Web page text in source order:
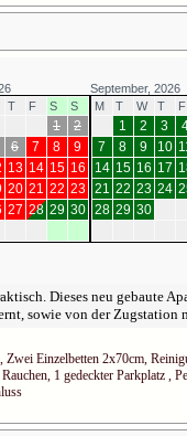
September, 2026
T F S S
1
2
6 7 8
9
13 14 15 16
20 21 22 23
27 28 29 30
M T W T F
1 2 3
7
8 9 10
14 15 16 17
21 22 23 24
28 29 30
Dieses neu gebaute
sowie von der Zugstation
Einzelbetten 2x70cm,
1 gedeckter Parkplatz ,